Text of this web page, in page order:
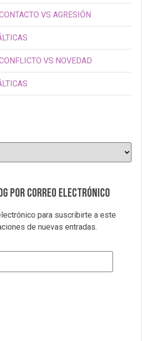
VS AGRESIÓN
VS NOVEDAD
por correo electrónico
para suscribirte a este
de nuevas entradas.